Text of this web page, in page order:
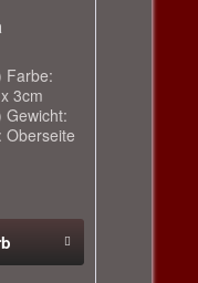
Farbe:
3cm
Gewicht:
Oberseite